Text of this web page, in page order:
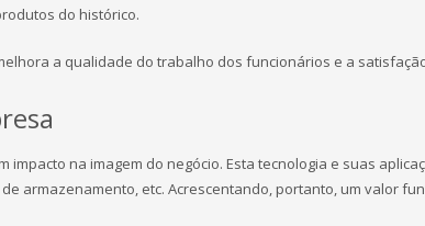
do histórico.
a qualidade do trabalho dos funcionários e a
na imagem do negócio. Esta tecnologia e suas
armazenamento, etc. Acrescentando, portanto, um valor